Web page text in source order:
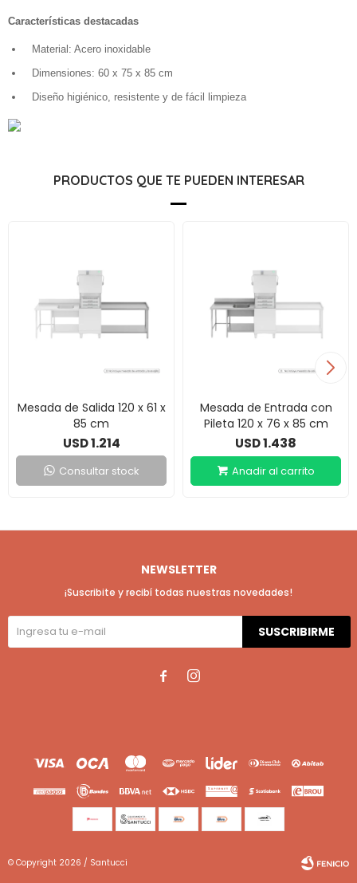
Características destacadas
Material: Acero inoxidable
Dimensiones: 60 x 75 x 85 cm
Diseño higiénico, resistente y de fácil limpieza
PRODUCTOS QUE TE PUEDEN INTERESAR
Mesada de Salida 120 x 61 x
85 cm
USD1.214
Consultar stock
Mesada de Entrada con
Pileta 120 x 76 x 85 cm
USD1.438
NEWSLETTER
¡Suscribite y recibí todas nuestras novedades!
SUSCRIBIRME
 
© Copyright 2026 / Santucci